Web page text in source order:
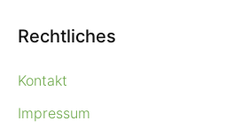
Rechtliches
Kontakt
Impressum